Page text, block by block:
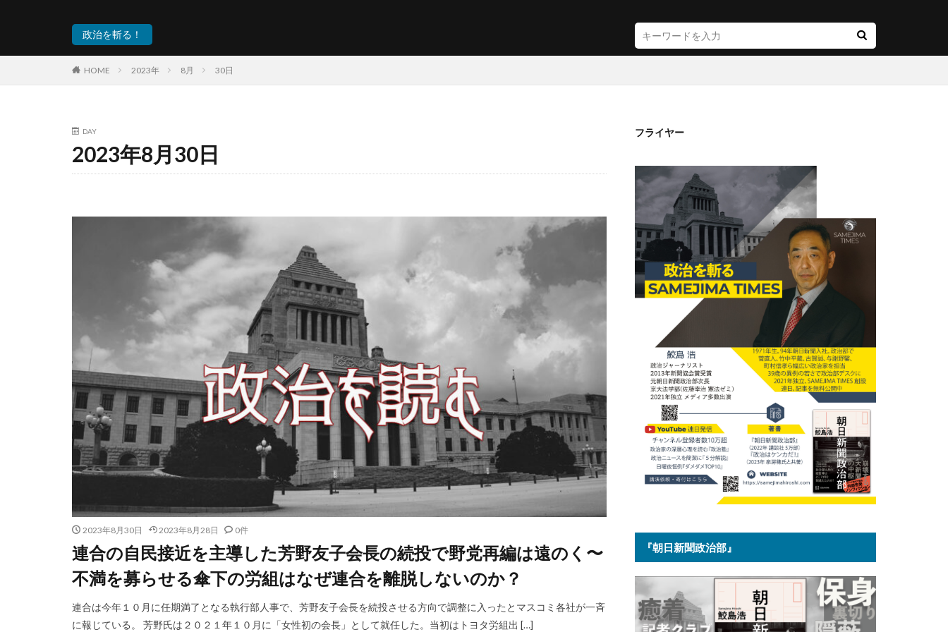
政治を斬る！
HOME 2023年 8月 30日
DAY
2023年8月30日
2023年8月30日 2023年8月28日 0件
連合の自民接近を主導した芳野友子会長の続投で野党再編は遠のく〜
不満を募らせる傘下の労組はなぜ連合を離脱しないのか？
連合は今年１０月に任期満了となる執行部人事で、芳野友子会長を続投させる方向で調整に入ったとマスコミ各社が一斉
に報じている。 芳野氏は２０２１年１０月に「女性初の会長」として就任した。当初はトヨタ労組出 […]
フライヤー
『朝日新聞政治部』